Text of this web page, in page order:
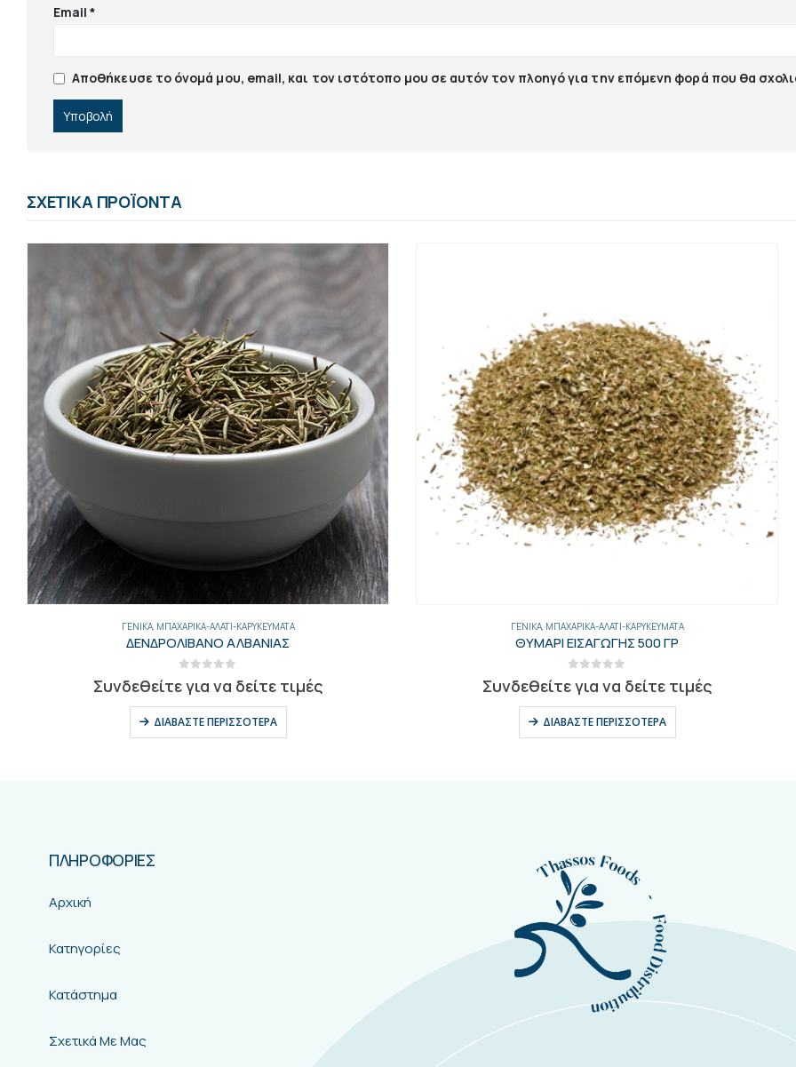
Email*
Αποθήκευσε το όνομά μου, email, και τον ιστότοπο μου σε αυτόν τον πλοηγό για την επόμενη φορά που θα
ΣΧΕΤΙΚΆ ΠΡΟΪΌΝΤΑ
ΓΕΝΙΚΑ, ΜΠΑΧΑΡΙΚΆ-ΑΛΆΤΙ-ΚΑΡΥΚΕΎΜΑΤΑ
ΔΕΝΔΡΟΛΙΒΑΝΟ ΑΛΒΑΝΙΑΣ
Συνδεθείτε για να δείτε τιμές
ΔΙΑΒΆΣΤΕ ΠΕΡΙΣΣΌΤΕΡΑ
ΓΕΝΙΚΑ, ΜΠΑΧΑΡΙΚΆ-ΑΛΆΤΙ-ΚΑΡΥΚΕΎΜΑΤΑ
ΘΥΜΑΡΙ ΕΙΣΑΓΩΓΗΣ 500 ΓΡ
Συνδεθείτε για να δείτε τιμές
ΔΙΑΒΆΣΤΕ ΠΕΡΙΣΣΌΤΕΡΑ
ΠΛΗΡΟΦΟΡΙΕΣ
Αρχική
Κατηγορίες
Κατάστημα
Σχετικά Με Μας